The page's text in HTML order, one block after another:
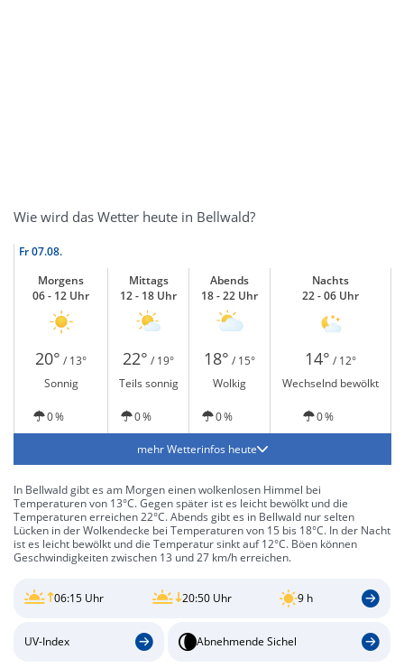
Wie wird das Wetter heute in Bellwald?
Fr07.08.
Morgens
06 - 12 Uhr
Mittags
12 - 18 Uhr
Abends
18 - 22 Uhr
Nachts
22 - 06 Uhr
20° / 13° 22° / 19° 18° / 15° 14° / 12°
Sonnig
Teils sonnig Wolkig Wechselnd bewölkt
0 % 0 % 0 % 0 %
mehr Wetterinfos heute
In Bellwald gibt es am Morgen einen wolkenlosen Himmel bei
Temperaturen von 13°C. Gegen später ist es leicht bewölkt und die
Temperaturen erreichen 22°C. Abends gibt es in Bellwald nur selten
Lücken in der Wolkendecke bei Temperaturen von 15 bis 18°C. In der Nacht
ist es leicht bewölkt und die Temperatur sinkt auf 12°C. Böen können
Geschwindigkeiten zwischen 13 und 27 km/h erreichen.
06:15 Uhr 20:50 Uhr 9 h
UV-Index Abnehmende Sichel